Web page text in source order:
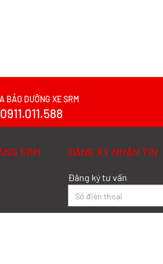
BẢO DƯỠNG XE SRM
0911.011.588
SRM ĐĂNG KÝ NHẬN TIN
Đăng ký tư vấn